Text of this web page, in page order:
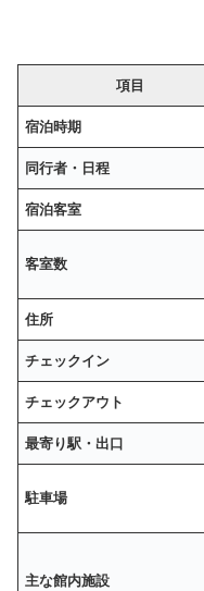
項目
宿泊時期
同行者・日程
宿泊客室
客室数
住所
チェックイン
チェックアウト
最寄り駅・出口
駐車場
主な館内施設